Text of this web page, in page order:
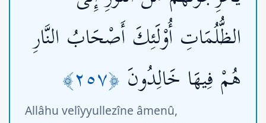
الظُّلُمَاتِ أُوْلَئِكَ أَصْحَابُ النَّارِ
هُمْ فِيهَا خَالِدُونَ ﴿٢٥٧﴾
Allâhu velîyyullezîne âmenû,